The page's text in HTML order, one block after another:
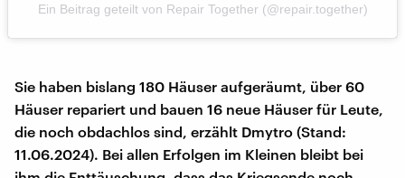
Ein Beitrag geteilt von Repair Together (@repair.together)
Sie haben bislang 180 Häuser aufgeräumt, über 60
Häuser repariert und bauen 16 neue Häuser für Leute,
die noch obdachlos sind, erzählt Dmytro (Stand:
11.06.2024). Bei allen Erfolgen im Kleinen bleibt bei